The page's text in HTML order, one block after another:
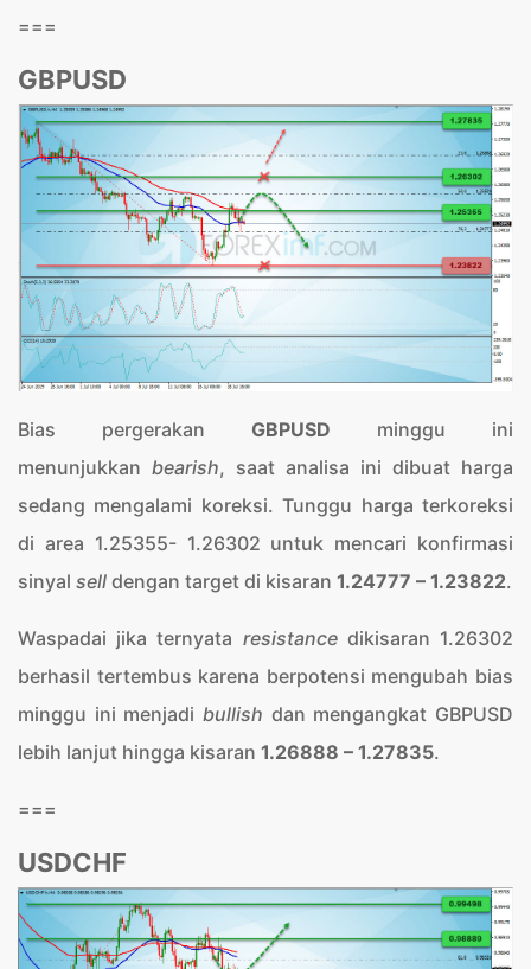
===
GBPUSD
Bias pergerakan GBPUSD minggu ini
menunjukkan bearish, saat analisa ini dibuat harga
sedang mengalami koreksi. Tunggu harga terkoreksi
di area 1.25355- 1.26302 untuk mencari konfirmasi
sinyal sell dengan target di kisaran 1.24777 – 1.23822.
Waspadai jika ternyata resistancedikisaran 1.26302
berhasil tertembus karena berpotensi mengubah bias
minggu ini menjadi bullish dan mengangkat GBPUSD
lebih lanjut hingga kisaran 1.26888 – 1.27835.
===
USDCHF